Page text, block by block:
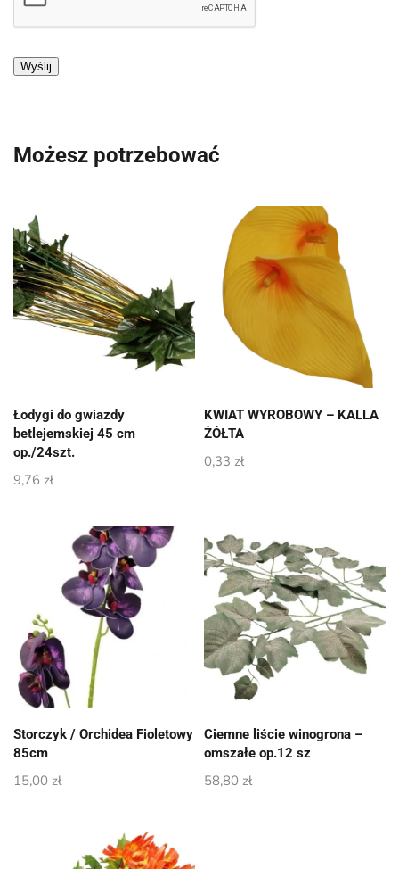
Możesz potrzebować
Łodygi do gwiazdy
betlejemskiej 45 cm
op./24szt.
9,76 zł
KWIAT WYROBOWY – KALLA
ŻÓŁTA
0,33 zł
Storczyk / Orchidea Fioletowy
85cm
15,00 zł
Ciemne liście winogrona –
omszałe op.12 sz
58,80 zł